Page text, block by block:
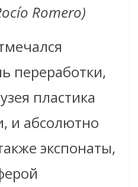
Romero)
переработки,
пластика
и абсолютно
экспонаты,